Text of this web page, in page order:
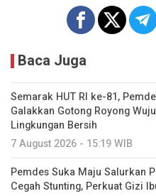
Baca Juga
Semarak HUT RI ke-81,
Galakkan Gotong Royong
Lingkungan Bersih
7 August 2026 - 15:19 WIB
Pemdes Suka Maju Salurkan
Cegah Stunting, Perkuat Gizi